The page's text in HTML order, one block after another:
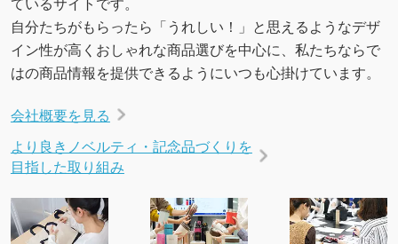
いたします。配置のご相談にも応じています。
→詳しく見る
自分たちがもらったら「うれしい！」と思えるようなデザ
イン性が高くおしゃれな商品選びを中心に、私たちならで
はの商品情報を提供できるようにいつも心掛けています。
会社概要を見る
より良きノベルティ・記念品づくりを
目指した取り組み